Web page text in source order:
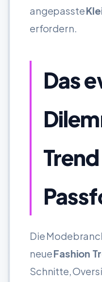
angepasste
erfordern.
Das
Die
neueFashion
Schnitte,